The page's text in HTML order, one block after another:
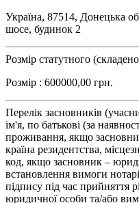
Україна, 87514, Донецька
шосе, будинок 2
Розмір статутного
Розмір : 600000,00 грн.
Перелік засновників
ім'я, по батькові (за
проживання, якщо
країна резидентства,
код, якщо засновник –
встановлення вимоги
підпису під час прийняття
юридичної особи та/або